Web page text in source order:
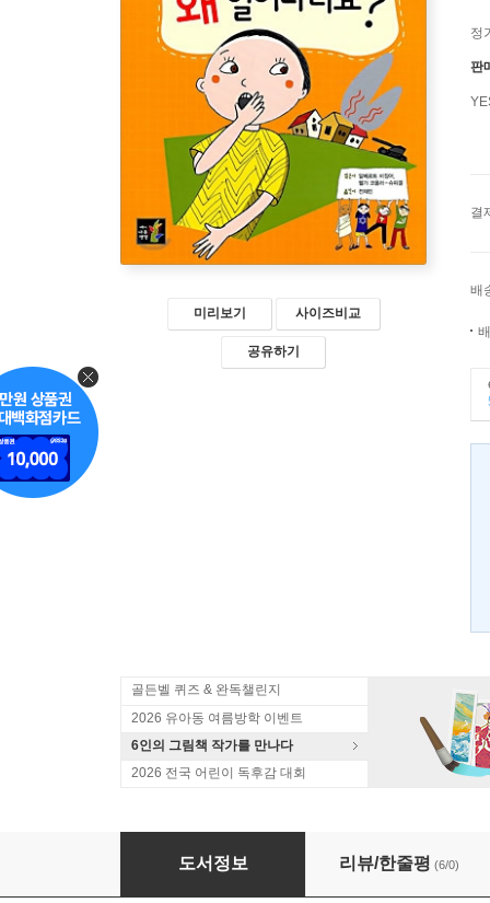
미리보기 사이즈비교
공유하기
정
판
결
배
골든벨 퀴즈 & 완독챌린지
2026 유아동 여름방학 이벤트
6인의 그림책 작가를 만나다
2026 전국 어린이 독후감 대회
폭력과 전쟁은 왜 일어나나요?
도서정보 리뷰/한줄평 (6/0)